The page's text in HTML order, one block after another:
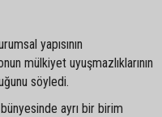
yapısının
mülkiyet uyuşmazlıklarının
söyledi.
ayrı bir birim